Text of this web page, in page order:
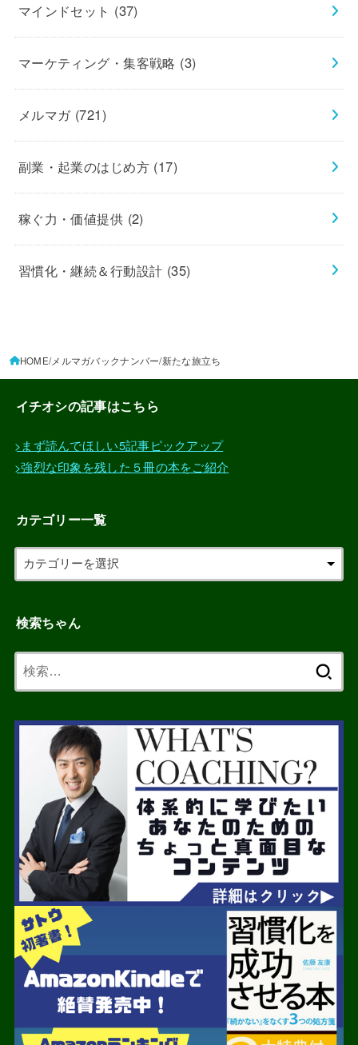
マインドセット (37)
マーケティング・集客戦略 (3)
メルマガ (721)
副業・起業のはじめ方 (17)
稼ぐ力・価値提供 (2)
習慣化・継続＆行動設計 (35)
HOME メルマガバックナンバー 新たな旅立ち
イチオシの記事はこちら
>まず読んでほしい5記事ピックアップ
>強烈な印象を残した５冊の本をご紹介
カテゴリー一覧
検索ちゃん